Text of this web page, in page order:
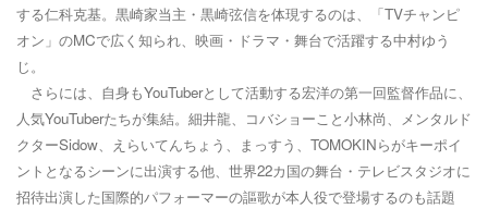
する仁科克基。黒崎家当主・黒崎弦信を体現するのは、「TVチャンピ
オン」のMCで広く知られ、映画・ドラマ・舞台で活躍する中村ゆう
じ。
さらには、自身もYouTuberとして活動する宏洋の第一回監督作品に、
人気YouTuberたちが集結。細井龍、コバショーこと小林尚、メンタルド
クターSidow、えらいてんちょう、まっすう、 TOMOKINらがキーポイ
ントとなるシーンに出演する他、世界22カ国の舞台・テレビスタジオに
招待出演した国際的パフォーマーの謳歌が本人役で登場するのも話題